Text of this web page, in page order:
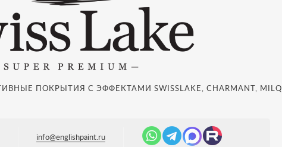
ПОКРЫТИЯ С ЭФФЕКТАМИ SWISSLAKE, CHARMANT, MILQ
info@englishpaint.ru